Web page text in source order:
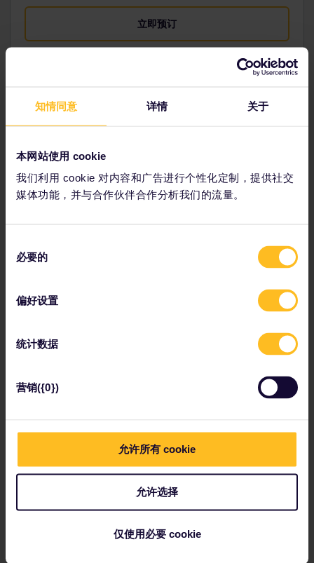
知情同意 详情 关于
本网站使用 cookie
我们利用 cookie 对内容和广告进行个性化定制，提供社交
媒体功能，并与合作伙伴合作分析我们的流量。
必要的
偏好设置
统计数据
营销({0})
允许所有 cookie
允许选择
仅使用必要 cookie
立即预订
塞尔维亚的提示与技巧
贝尔格莱德的塞尔维亚铁路博物馆
凭在塞尔维亚有效的Eurail欧铁通票可免费参观该铁路博物
馆。
速览
Београд）
语言：塞尔维亚语
电话区号：+381
Eurail欧铁帮助中心
如有任何关于Eurail欧铁的疑问，请前往贝尔格莱德火车站的
国际售票处咨询，该售票处每天24小时提供服务。请查看
页面，了解欧洲境内其他帮助中心的详